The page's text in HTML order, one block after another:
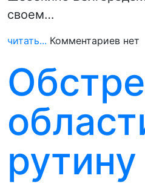
своем…
читать... Комментариев нет
рутину